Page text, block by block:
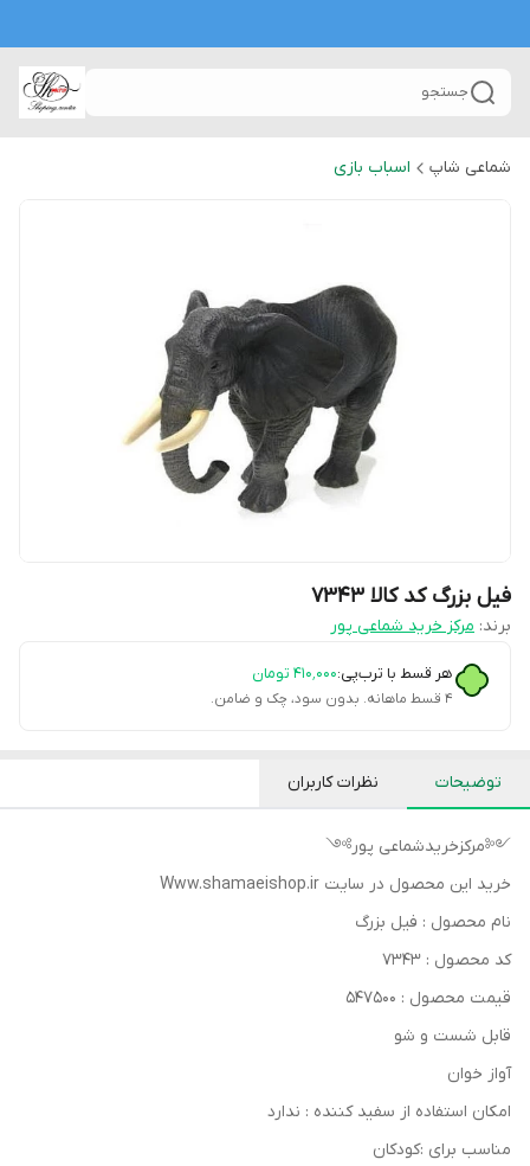
جستجو
شماعی شاپ اسباب بازی
فیل بزرگ کد کالا ۷۳۴۳
برند: مرکز خرید شماعی پور
هر قسط با ترب‌پی:۴۱۰٬۰۰۰ تومان
۴ قسط ماهانه. بدون سود، چک و ضامن.
توضیحات نظرات کاربران
༺مرکزخریدشماعی پور༻
خرید این محصول در سایت Www.shamaeishop.ir
نام محصول : فیل بزرگ
کد محصول : ۷۳۴۳
قیمت محصول : ۵۴۷۵۰۰
قابل شست و شو
آواز خوان
امکان استفاده از سفید کننده : ندارد
مناسب برای :کودکان